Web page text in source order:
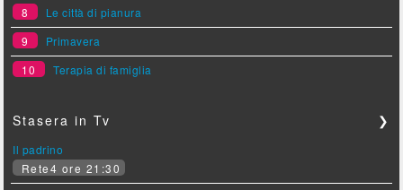
8
Le città di pianura
9
Primavera
10
Terapia di famiglia
Stasera in Tv ❯
Il padrino
Rete4 ore 21:30